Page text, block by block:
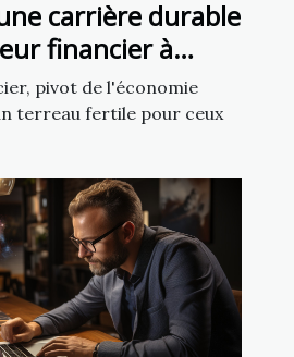
carrière durable
financier à
pivot de l'économie
terreau fertile pour ceux